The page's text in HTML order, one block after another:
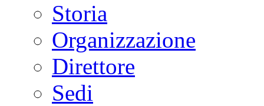
Storia
Organizzazione
Direttore
Sedi